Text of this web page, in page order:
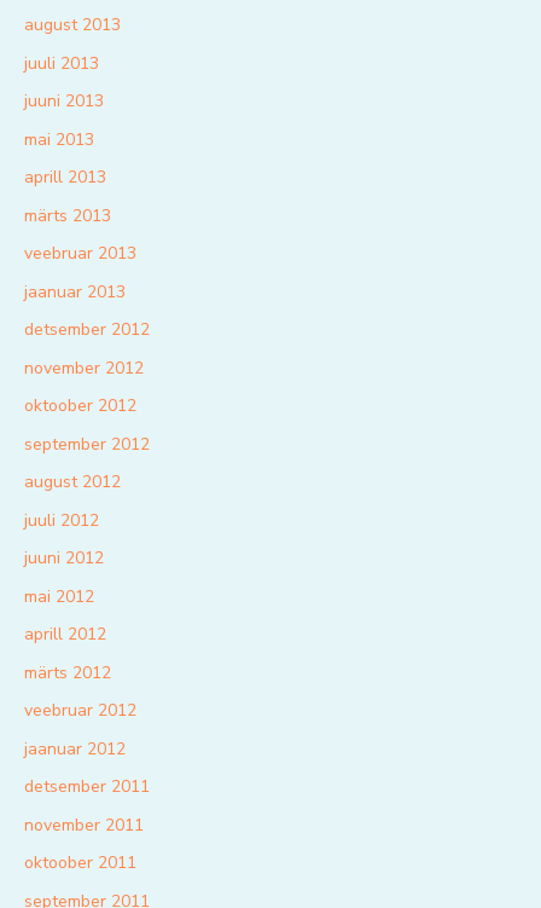
august 2013
juuli 2013
juuni 2013
mai 2013
aprill 2013
märts 2013
veebruar 2013
jaanuar 2013
detsember 2012
november 2012
oktoober 2012
september 2012
august 2012
juuli 2012
juuni 2012
mai 2012
aprill 2012
märts 2012
veebruar 2012
jaanuar 2012
detsember 2011
november 2011
oktoober 2011
september 2011